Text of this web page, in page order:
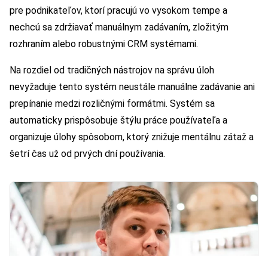
pre podnikateľov, ktorí pracujú vo vysokom tempe a
nechcú sa zdržiavať manuálnym zadávaním, zložitým
rozhraním alebo robustnými CRM systémami.
Na rozdiel od tradičných nástrojov na správu úloh
nevyžaduje tento systém neustále manuálne zadávanie ani
prepínanie medzi rozličnými formátmi. Systém sa
automaticky prispôsobuje štýlu práce používateľa a
organizuje úlohy spôsobom, ktorý znižuje mentálnu zátaž a
šetrí čas už od prvých dní používania.